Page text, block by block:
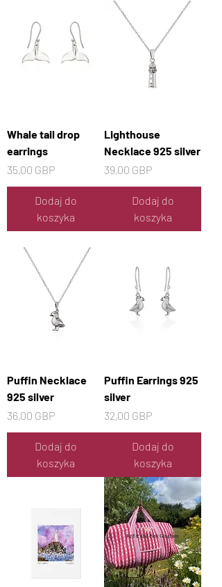
Whale tail drop
earrings
Cena
35,00 GBP
Dodaj do
koszyka
Lighthouse
Necklace 925 silver
Cena
39,00 GBP
Dodaj do
koszyka
Puffin Necklace
925 silver
Cena
36,00 GBP
Dodaj do
koszyka
Puffin Earrings 925
silver
Cena
32,00 GBP
Dodaj do
koszyka